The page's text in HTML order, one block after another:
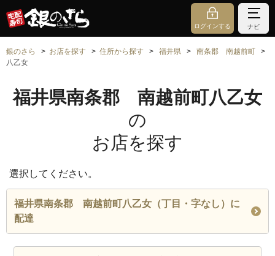
ログインする ナビ
銀のさら お店を探す 住所から探す 福井県
南条郡 南越前町
八乙女
福井県南条郡 南越前町八乙女
の
お店を探す
選択してください。
福井県南条郡 南越前町八乙女（丁目・字なし）に
配達